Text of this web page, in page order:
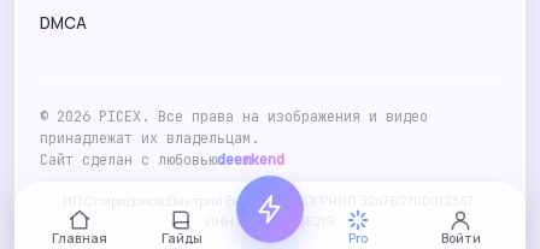
DMCA
© 2026 PICEX. Все права на изображения и видео
принадлежат их владельцам.
Сайт сделан с любовьюdeemkend
ИП Спиридонов Дмитрий Вадимович · ОГРНИП 324762700012347 ·
ИНН 760806658219
Главная Гайды Pro Войти